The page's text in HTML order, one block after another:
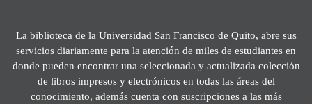
La biblioteca de la Universidad San Francisco de Quito, abre sus
servicios diariamente para la atención de miles de estudiantes en
donde pueden encontrar una seleccionada y actualizada colección
de libros impresos y electrónicos en todas las áreas del
conocimiento, además cuenta con suscripciones a las más